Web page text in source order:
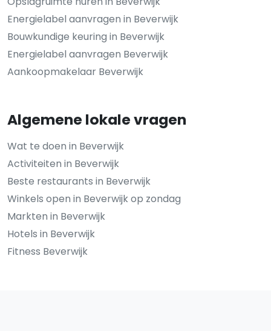
Energielabel aanvragen in Beverwijk
Bouwkundige keuring in Beverwijk
Energielabel aanvragen Beverwijk
Aankoopmakelaar Beverwijk
Algemene lokale vragen
Wat te doen in Beverwijk
Activiteiten in Beverwijk
Beste restaurants in Beverwijk
Winkels open in Beverwijk op zondag
Markten in Beverwijk
Hotels in Beverwijk
Fitness Beverwijk